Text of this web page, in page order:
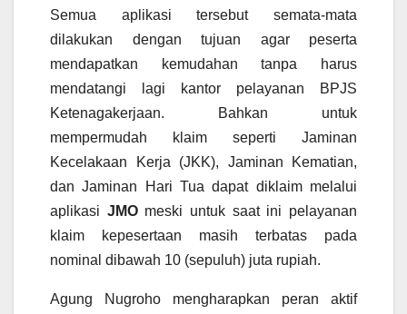
Semua aplikasi tersebut semata-mata
dilakukan dengan tujuan agar peserta
mendapatkan kemudahan tanpa harus
mendatangi lagi kantor pelayanan BPJS
Ketenagakerjaan. Bahkan untuk
mempermudah klaim seperti Jaminan
Kecelakaan Kerja (JKK), Jaminan Kematian,
dan Jaminan Hari Tua dapat diklaim melalui
aplikasi JMOmeski untuk saat ini pelayanan
klaim kepesertaan masih terbatas pada
nominal dibawah 10 (sepuluh) juta rupiah.
Agung Nugroho mengharapkan peran aktif